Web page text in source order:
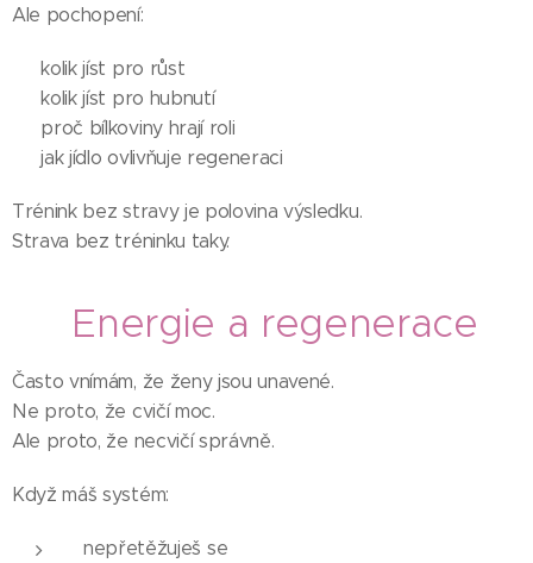
Ale pochopení:
✨ kolik jíst pro růst
✨ kolik jíst pro hubnutí
✨ proč bílkoviny hrají roli
✨ jak jídlo ovlivňuje regeneraci
Trénink bez stravy je polovina výsledku.
Strava bez tréninku taky.
🤍 Energie a regenerace
Často vnímám, že ženy jsou unavené.
Ne proto, že cvičí moc.
Ale proto, že necvičí správně.
Když máš systém:
nepřetěžuješ se